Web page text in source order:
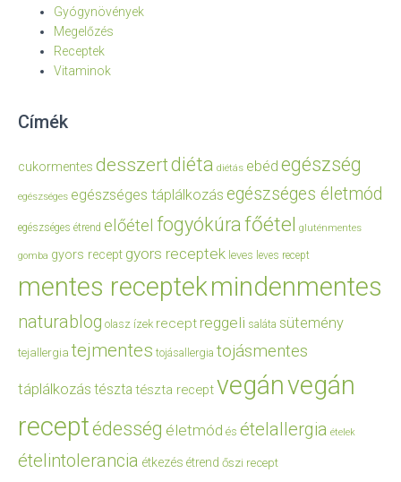
Gyógynövények
Megelőzés
Receptek
Vitaminok
Címék
cukormentes desszertdiéta diétás ebéd egészség
egészséges egészséges táplálkozás egészséges életmód
egészséges étrend előétel fogyókúrafőétel gluténmentes
gomba gyors recept gyors receptek leves leves recept
mentes receptekmindenmentes
naturablog olasz ízek recept reggeli saláta sütemény
tejallergia tejmentes tojásallergia tojásmentes
táplálkozás tészta tészta receptvegánvegán
receptédesség életmód és ételallergia ételek
ételintolerancia étkezés étrend őszi recept